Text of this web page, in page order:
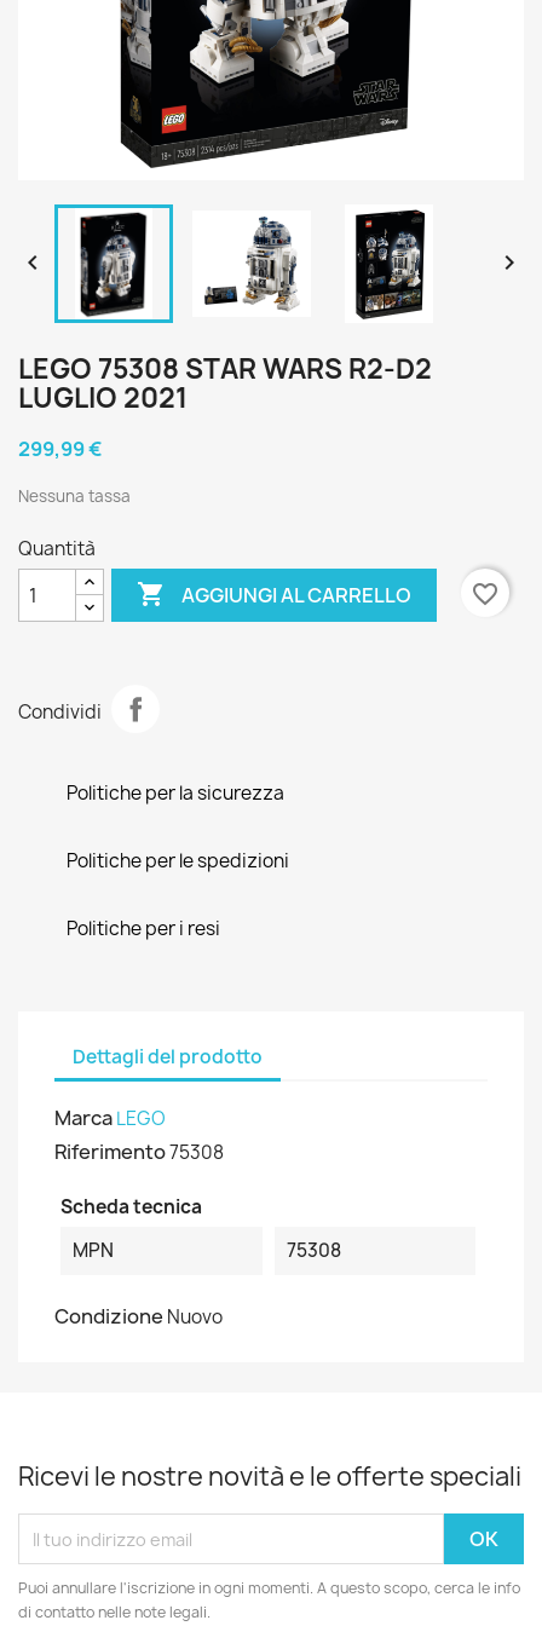
 
LEGO 75308 STAR WARS R2-D2
LUGLIO 2021
299,99 €
Nessuna tassa
Quantità
 AGGIUNGI AL CARRELLO favorite_border
Condividi
Politiche per la sicurezza
Politiche per le spedizioni
Politiche per i resi
Dettagli del prodotto
MarcaLEGO
Riferimento75308
Scheda tecnica
MPN
75308
Condizione Nuovo
Ricevi le nostre novità e le offerte speciali
Puoi annullare l'iscrizione in ogni momenti. A questo scopo, cerca le info
di contatto nelle note legali.